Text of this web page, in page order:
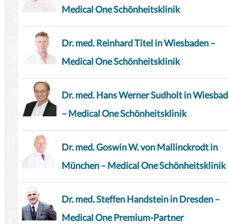
Medical One Schönheitsklinik
Dr. med. Reinhard Titel in Wiesbaden –
Medical One Schönheitsklinik
Dr. med. Hans Werner Sudholt in
– Medical One Schönheitsklinik
Dr. med. Goswin W. von Mallinckrodt in
München – Medical One Schönheitsklinik
Dr. med. Steffen Handstein in Dresden –
Medical One Premium-Partner